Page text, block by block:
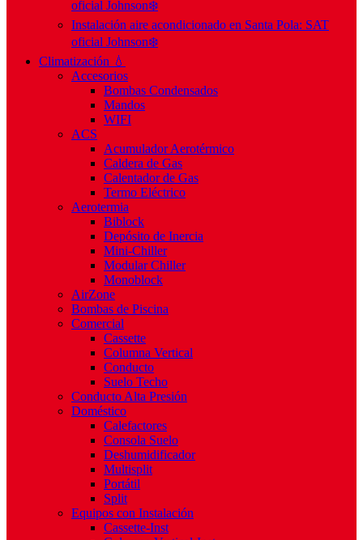
oficial Johnson❄️
Instalación aire acondicionado en Santa Pola: SAT
oficial Johnson❄️
Climatización 💧
Accesorios
Bombas Condensados
Mandos
WIFI
ACS
Acumulador Aerotérmico
Caldera de Gas
Calentador de Gas
Termo Eléctrico
Aerotermia
Biblock
Depósito de Inercia
Mini-Chiller
Modular Chiller
Monoblock
AirZone
Bombas de Piscina
Comercial
Cassette
Columna Vertical
Conducto
Suelo Techo
Conducto Alta Presión
Doméstico
Calefactores
Consola Suelo
Deshumidificador
Multisplit
Portátil
Split
Equipos con Instalación
Cassette-Inst